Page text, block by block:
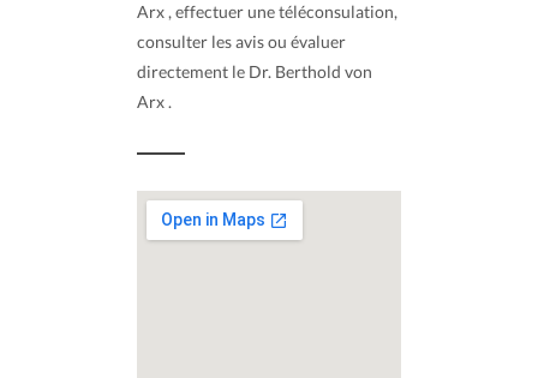
Arx , effectuer une téléconsulation,
consulter les avis ou évaluer
directement le Dr. Berthold von
Arx .